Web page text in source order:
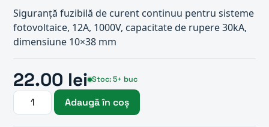
Siguranță fuzibilă de curent continuu pentru sisteme
fotovoltaice, 12A, 1000V, capacitate de rupere 30kA,
dimensiune 10×38 mm
22.00 lei Stoc: 5+ buc
Adaugă în coș